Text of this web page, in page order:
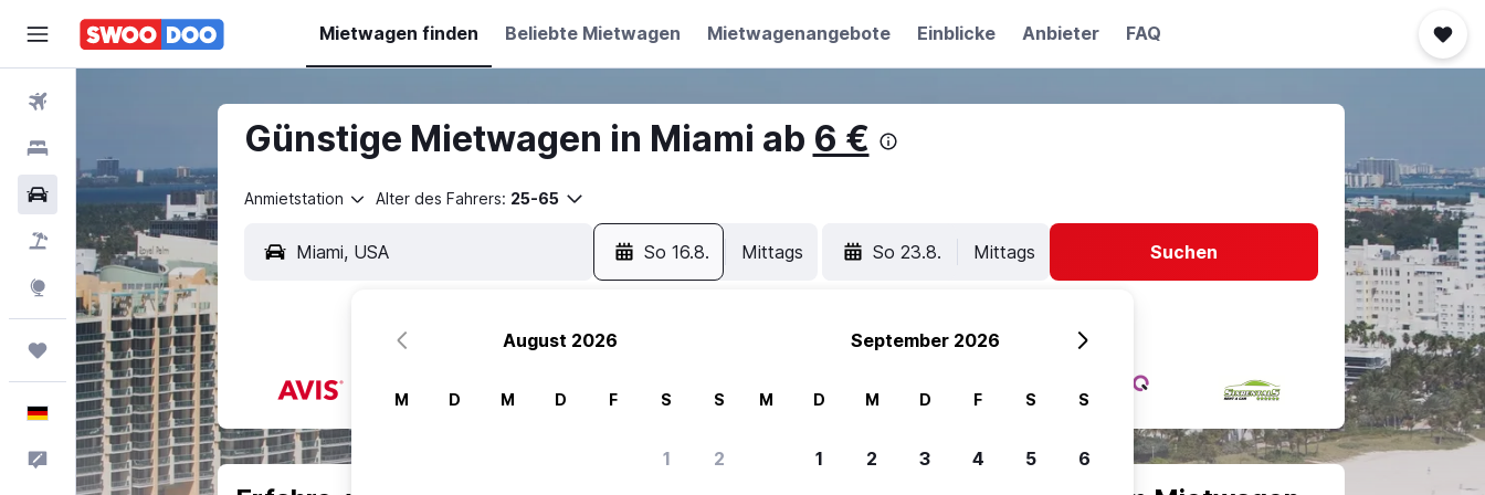
Mietwagen finden Beliebte Mietwagen Mietwagenangebote Einblicke Anbieter FAQ
Mietwagen
Pauschalreisen
Explore
Trips
Deutsch
Feedback
Günstige Mietwagen in Miami ab 6 €
Anmietstation Alter des Fahrers: 25-65
So 16.8. Mittags So 23.8. Mittags Suchen
August 2026
M D M D F S S
1 2
September 2026
M D M D F S S
1 2 3 4 5 6